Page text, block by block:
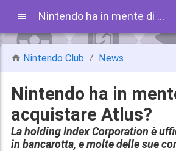
Nintendo ha in mente di acquistare Atlus?
Nintendo Club News
Nintendo ha in
acquistare Atlus?
La holding Index Corporation è
in bancarotta, e molte delle sue